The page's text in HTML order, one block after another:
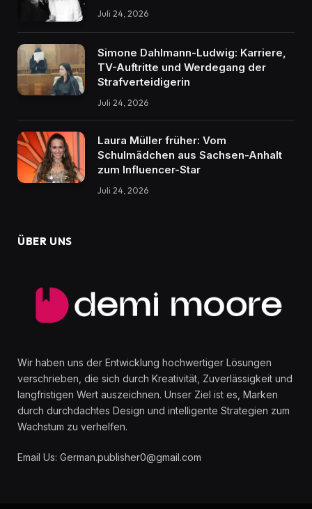
Juli 24, 2026
Simone Dahlmann-Ludwig: Karriere,
TV-Auftritte und Werdegang der
Strafverteidigerin
Juli 24, 2026
Laura Müller früher: Vom
Schulmädchen aus Sachsen-Anhalt
zum Influencer-Star
Juli 24, 2026
ÜBER UNS
Wir haben uns der Entwicklung hochwertiger Lösungen
verschrieben, die sich durch Kreativität, Zuverlässigkeit und
langfristigen Wert auszeichnen. Unser Ziel ist es, Marken
durch durchdachtes Design und intelligente Strategien zum
Wachstum zu verhelfen.
Email Us: German.publisher0@gmail.com